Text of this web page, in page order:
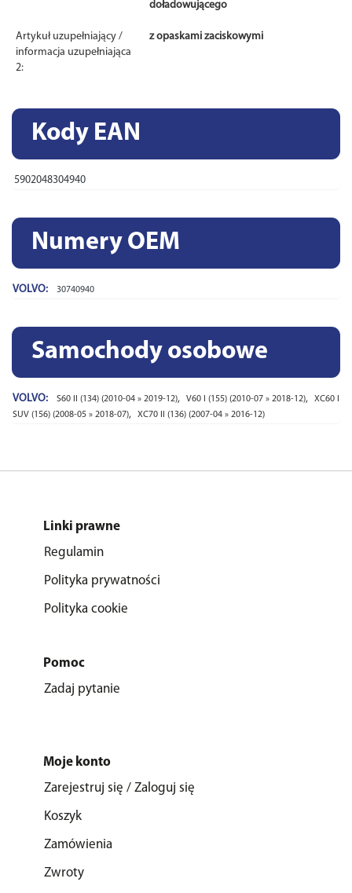
doładowującego
Artykuł uzupełniający /
informacja uzupełniająca
2:
z opaskami zaciskowymi
Kody EAN
5902048304940
Numery OEM
VOLVO: 30740940
Samochody osobowe
VOLVO: S60 II (134) (2010-04 » 2019-12), V60 I (155) (2010-07 » 2018-12),
XC60 I
SUV (156) (2008-05 » 2018-07), XC70 II (136) (2007-04 » 2016-12)
Linki prawne
Regulamin
Polityka prywatności
Polityka cookie
Pomoc
Zadaj pytanie
Moje konto
Zarejestruj się / Zaloguj się
Koszyk
Zamówienia
Zwroty